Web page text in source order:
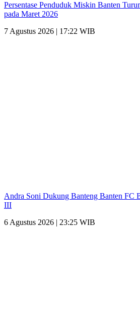
Persentase Penduduk Miskin Banten
pada Maret 2026
7 Agustus 2026 | 17:22 WIB
Andra Soni Dukung Banteng Banten FC
III
6 Agustus 2026 | 23:25 WIB